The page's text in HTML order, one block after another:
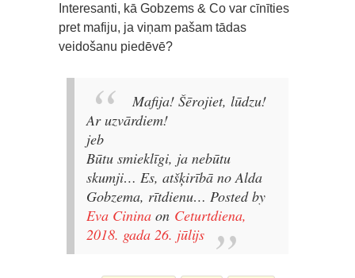
Interesanti, kā Gobzems & Co var cīnīties
pret mafiju, ja viņam pašam tādas
veidošanu piedēvē?
Mafija! Šērojiet, lūdzu!
Ar uzvārdiem!
jeb
Būtu smieklīgi, ja nebūtu
skumji… Es, atšķirībā no Alda
Gobzema, rītdienu… Posted by
Eva Cinina on Ceturtdiena,
2018. gada 26. jūlijs